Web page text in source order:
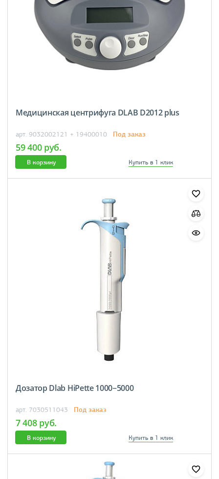
Медицинская центрифуга DLAB D2012 plus
арт. 9032002121 + 19400010 Под заказ
59 400 руб.
В корзину Купить в 1 клик
Дозатор Dlab HiPette 1000−5000
арт. 7030511043 Под заказ
7 408 руб.
В корзину Купить в 1 клик